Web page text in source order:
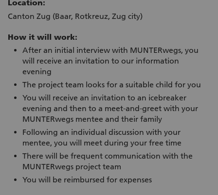
Location:
Canton Zug (Baar, Rotkreuz, Zug city)
How it will work:
After an initial interview with MUNTERwegs, you
will receive an invitation to our information
evening
The project team looks for a suitable child for you
You will receive an invitation to an icebreaker
evening and then to a meet-and-greet with your
MUNTERwegs mentee and their family
Following an individual discussion with your
mentee, you will meet during your free time
There will be frequent communication with the
MUNTERwegs project team
You will be reimbursed for expenses